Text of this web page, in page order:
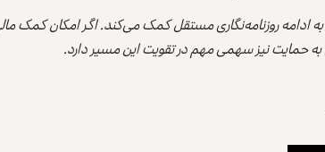
ادامه روزنامه‌نگاری مستقل کمک می‌کند. اگر امکان کمک
حمایت نیز سهمی مهم در تقویت این مسیر دارد.